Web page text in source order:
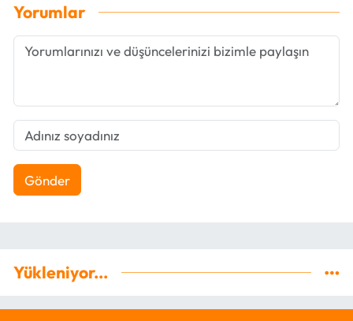
Yorumlar
Gönder
Yükleniyor...